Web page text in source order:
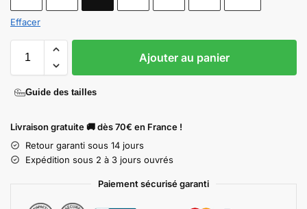
Effacer
Ajouter au panier
Guide des tailles
Livraison gratuite 🚚 dès 70€ en France !
Retour garanti sous 14 jours
Expédition sous 2 à 3 jours ouvrés
Paiement sécurisé garanti